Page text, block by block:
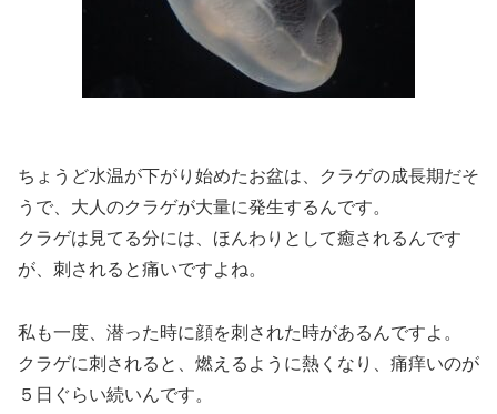
ちょうど水温が下がり始めたお盆は、クラゲの成長期だそ
うで、大人のクラゲが大量に発生するんです。
クラゲは見てる分には、ほんわりとして癒されるんです
が、刺されると痛いですよね。
私も一度、潜った時に顔を刺された時があるんですよ。
クラゲに刺されると、燃えるように熱くなり、痛痒いのが
５日ぐらい続いんです。